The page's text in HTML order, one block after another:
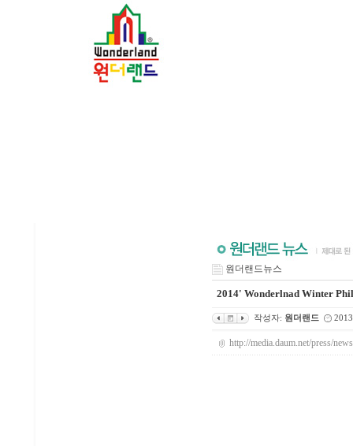
원더랜드뉴스
2014' Wonderlnad Winter
작성자: 원더랜드
http://media.daum.net/press/